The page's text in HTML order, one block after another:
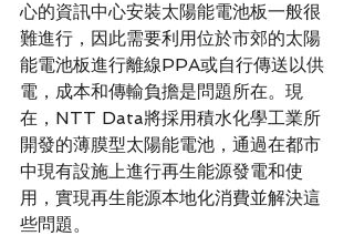
心的資訊中心安裝太陽能電池板一般很
難進行，因此需要利用位於市郊的太陽
能電池板進行離線PPA或自行傳送以供
電，成本和傳輸負擔是問題所在。現
在，NTT Data將採用積水化學工業所
開發的薄膜型太陽能電池，通過在都市
中現有設施上進行再生能源發電和使
用，實現再生能源本地化消費並解決這
些問題。